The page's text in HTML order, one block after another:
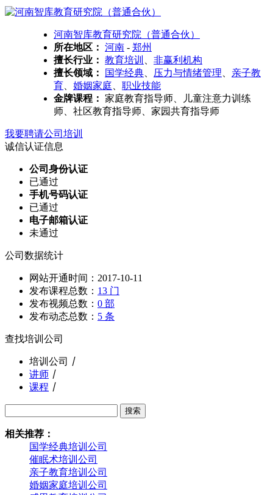
河南智库教育研究院（普通合伙）
所在地区： 河南 - 郑州
擅长行业： 教育培训
非赢利机构
擅长领域：
国学经典 压力与情绪管理
亲子教
育
婚姻家庭
职业技能
金牌课程： 家庭教育指导师、儿童注意力训练
师、社区教育指导师、家园共育指导师
我要聘请公司培训
诚信认证信息
公司身份认证
已通过
手机号码认证
已通过
电子邮箱认证
未通过
公司数据统计
网站开通时间：2017-10-11
发布课程总数： 13 门
发布视频总数： 0 部
发布动态总数： 5 条
查找培训公司
培训公司
丨
讲师 丨
课程 丨
搜索
相关推荐：
国学经典培训公司
催眠术培训公司
亲子教育培训公司
婚姻家庭培训公司